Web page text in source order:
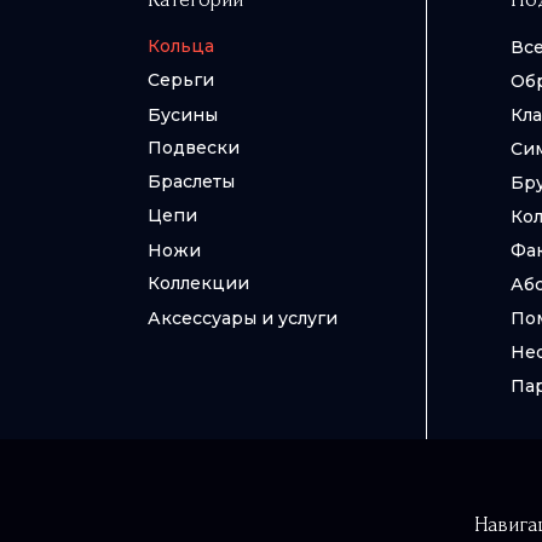
Кольца
Серьги
Бусины
Подвески
Браслеты
Цепи
Ножи
Коллекции
Аксессуары и услуги